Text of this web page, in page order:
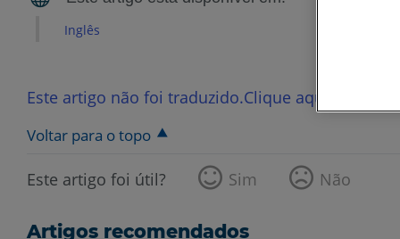
Inglês
Este artigo não foi traduzido.Clique aqui para
Voltar para o topo
Este artigo foi útil? Sim Não
Artigos recomendados